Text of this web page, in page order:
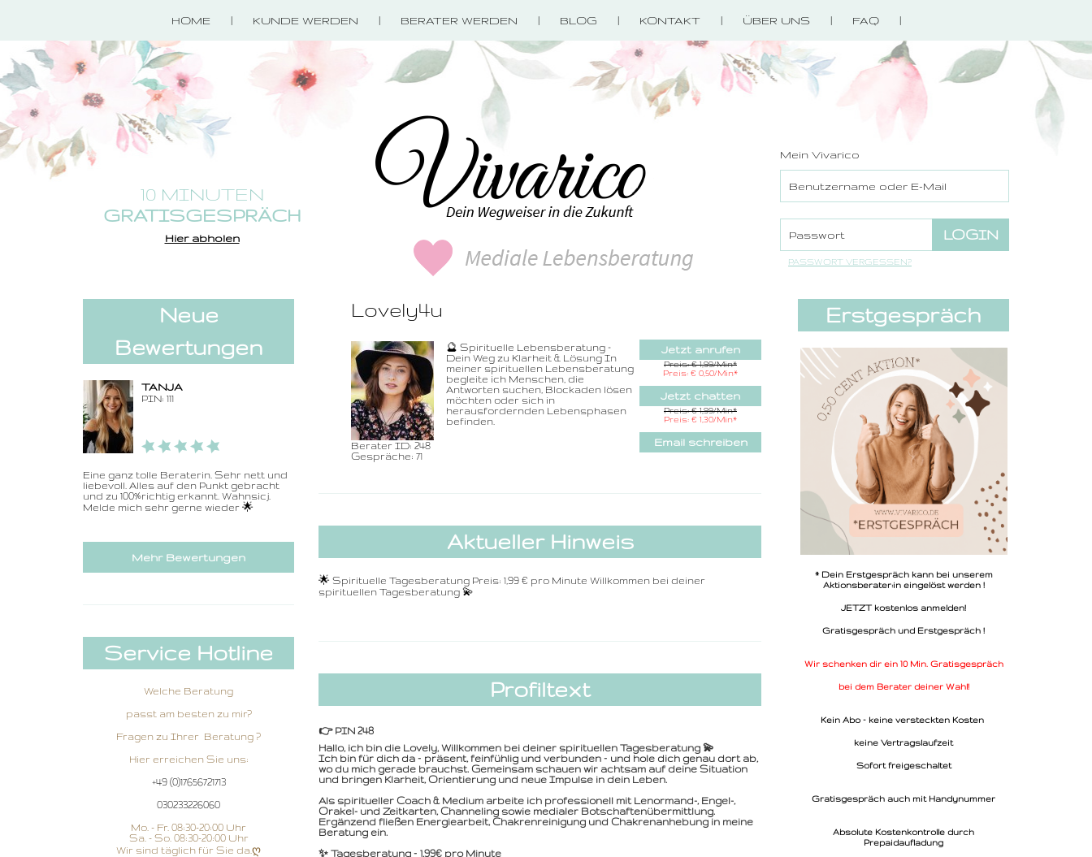
HOME KUNDE WERDEN BERATER WERDEN BLOG KONTAKT ÜBER UNS FAQ
10 MINUTEN
GRATISGESPRÄCH
Hier abholen
Mein Vivarico
PASSWORT VERGESSEN?
Neue
Bewertungen
TANJA
PIN: 111
Eine ganz tolle Beraterin. Sehr nett und
liebevoll. Alles auf den Punkt gebracht
und zu 100%richtig erkannt. Wahnsicj.
Melde mich sehr gerne wieder 🌟
Mehr Bewertungen
Service Hotline
Welche Beratung
passt am besten zu mir?
Fragen zu Ihrer Beratung ?
Hier erreichen Sie uns:
+49 (0)17656721713
030233226060
Mo. - Fr. 08:30-20:00 Uhr
Sa. - So. 08:30-20:00 Uhr
Wir sind täglich für Sie da.ღ
Lovely4u
🔮 Spirituelle Lebensberatung –
Dein Weg zu Klarheit & Lösung In
meiner spirituellen Lebensberatung
begleite ich Menschen, die
Antworten suchen, Blockaden lösen
möchten oder sich in
herausfordernden Lebensphasen
befinden.
Berater ID: 248
Gespräche: 71
Jetzt anrufen
Preis: € 1,99/Min*
Preis: € 0,50/Min*
Jetzt chatten
Preis: € 1,99/Min*
Preis: € 1,30/Min*
Email schreiben
0900-3 000 468 - 248
1,49 €/Min. inkl. MwSt.
Wählen Sie diese
Rufnummer inklusive
Zurück
Aktueller Hinweis
🌟 Spirituelle Tagesberatung Preis: 1,99 € pro Minute Willkommen bei deiner
spirituellen Tagesberatung 💫
Profiltext
👉 PIN 248
Hallo, ich bin die Lovely, Willkommen bei deiner spirituellen Tagesberatung 💫
Ich bin für dich da – präsent, feinfühlig und verbunden – und hole dich genau dort ab,
wo du mich gerade brauchst. Gemeinsam schauen wir achtsam auf deine Situation
und bringen Klarheit, Orientierung und neue Impulse in dein Leben.
Als spiritueller Coach & Medium arbeite ich professionell mit Lenormand-, Engel-,
Orakel- und Zeitkarten, Channeling sowie medialer Botschaftenübermittlung.
Ergänzend fließen Energiearbeit, Chakrenreinigung und Chakrenanhebung in meine
Beratung ein.
✨ Tagesberatung – 1,99€ pro Minute
Erstgespräch
* Dein Erstgespräch kann bei unserem
Aktionsberater:in eingelöst werden !
JETZT kostenlos anmelden!
Gratisgespräch und Erstgespräch !
Wir schenken dir ein 10 Min. Gratisgespräch
bei dem Berater deiner Wahl!
Kein Abo - keine versteckten Kosten
keine Vertragslaufzeit
Sofort freigeschaltet
Gratisgespräch auch mit Handynummer
Absolute Kostenkontrolle durch
Prepaidaufladung